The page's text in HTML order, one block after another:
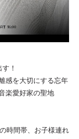
！
感を大切にする忘年
楽愛好家の聖地
時間帯、お子様連れ